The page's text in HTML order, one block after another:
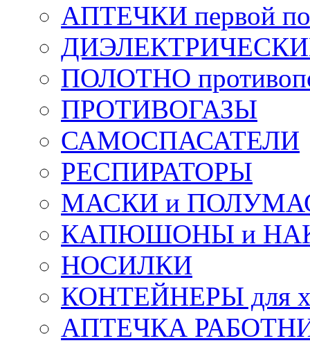
АПТЕЧКИ первой
ДИЭЛЕКТРИЧЕСКИЕ
ПОЛОТНО
ПРОТИВОГАЗЫ
САМОСПАСАТЕЛИ
РЕСПИРАТОРЫ
МАСКИ и
КАПЮШОНЫ и
НОСИЛКИ
КОНТЕЙНЕРЫ для
АПТЕЧКА